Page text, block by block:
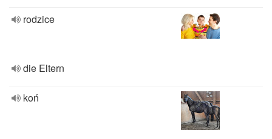
rodzice
die Eltern
koń